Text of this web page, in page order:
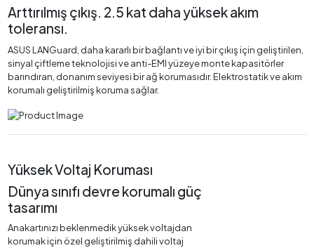
Arttırılmış çıkış. 2.5 kat daha yüksek akım
toleransı.
ASUS LANGuard, daha kararlı bir bağlantı ve iyi bir çıkış için geliştirilen,
sinyal çiftleme teknolojisi ve anti-EMI yüzeye monte kapasitörler
barındıran, donanım seviyesi bir ağ korumasıdır. Elektrostatik ve akım
korumalı geliştirilmiş koruma sağlar.
Yüksek Voltaj Koruması
Dünya sınıfı devre korumalı güç
tasarımı
Anakartınızı beklenmedik yüksek voltajdan
korumak için özel geliştirilmiş dahili voltaj